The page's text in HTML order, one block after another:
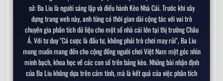
➤
Đẳng Cấp CR7: Chi 1.400 Tỷ Mua Máy Bay Riêng
Gulfstream G650
➤ Top 5 Siêu Xe Đắt Nhất Trong Bộ Sưu Tập Của
Kylian Mbappe
➤
Cuộc Sống Giản Dị Của Messi Bên Vợ Con – Hạnh
sử: Ba Liu là người sáng lập và điều hành Kèo Nhà Cái. Trước khi xây
dựng trang web này, anh từng có thời gian dài cộng tác với vai trò
chuyên gia phân tích dữ liệu cho một số nhà cái lớn tại thị trường Châu
Á. Với tư duy "Cá cược là đầu tư, không phải trò chơi may rủi", Ba Liu
mong muốn mang đến cho cộng đồng người chơi Việt Nam một góc nhìn
minh bạch, khoa học về các con số trên bảng kèo. Những bài nhận định
của Ba Liu không dựa trên cảm tính, mà là kết quả của việc phân tích